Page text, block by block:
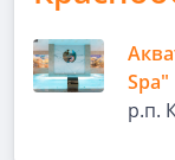
Spa"
р.п.